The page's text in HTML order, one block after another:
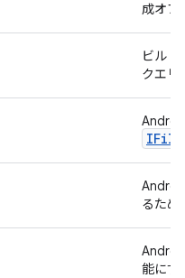
成オプ
ビルド
クエリ
IFile
るため
能にす